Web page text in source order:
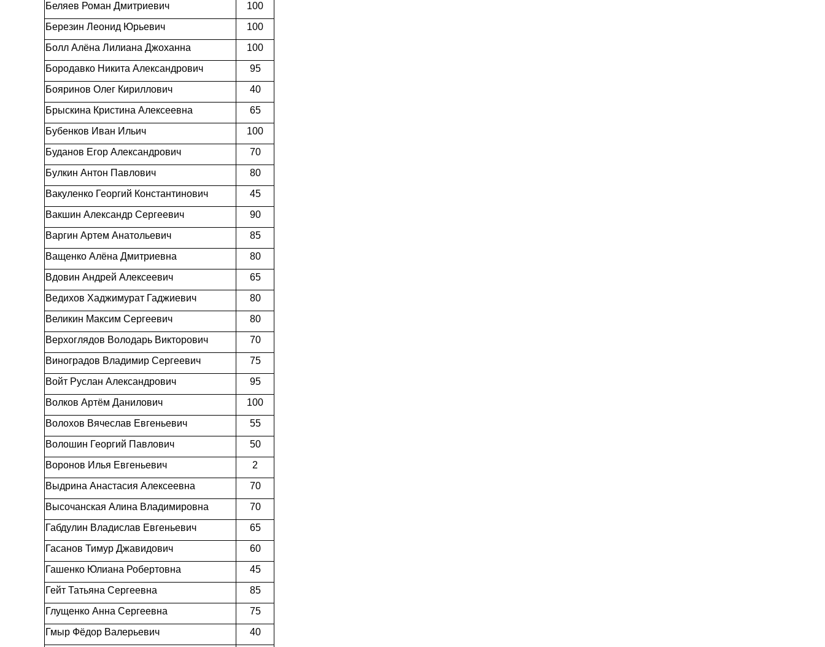
Беляев Роман Дмитриевич
100
Березин Леонид Юрьевич
100
Болл Алёна Лилиана Джоханна
100
Бородавко Никита Александрович
95
Бояринов Олег Кириллович
40
Брыскина Кристина Алексеевна
65
Бубенков Иван Ильич
100
Буданов Егор Александрович
70
Булкин Антон Павлович
80
Вакуленко Георгий Константинович
45
Вакшин Александр Сергеевич
90
Варгин Артем Анатольевич
85
Ващенко Алёна Дмитриевна
80
Вдовин Андрей Алексеевич
65
Ведихов Хаджимурат Гаджиевич
80
Великин Максим Сергеевич
80
Верхоглядов Володарь Викторович
70
Виноградов Владимир Сергеевич
75
Войт Руслан Александрович
95
Волков Артём Данилович
100
Волохов Вячеслав Евгеньевич
55
Волошин Георгий Павлович
50
Воронов Илья Евгеньевич
2
Выдрина Анастасия Алексеевна
70
Высочанская Алина Владимировна
70
Габдулин Владислав Евгеньевич
65
Гасанов Тимур Джавидович
60
Гашенко Юлиана Робертовна
45
Гейт Татьяна Сергеевна
85
Глущенко Анна Сергеевна
75
Гмыр Фёдор Валерьевич
40